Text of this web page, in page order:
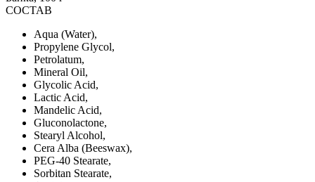
СОСТАВ
Aqua (Water),
Propylene Glycol,
Petrolatum,
Mineral Oil,
Glycolic Acid,
Lactic Acid,
Mandelic Acid,
Gluconolactone,
Stearyl Alcohol,
Cera Alba (Beeswax),
PEG-40 Stearate,
Sorbitan Stearate,